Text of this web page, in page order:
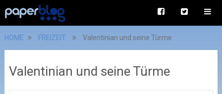
HOME FREIZEIT Valentinian und seine Türme
Valentinian und seine Türme